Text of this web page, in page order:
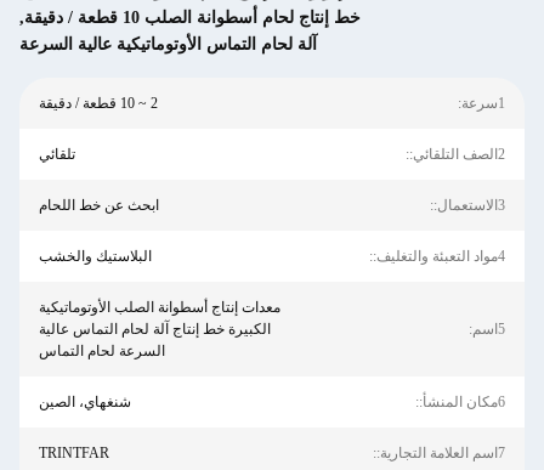
خط إنتاج لحام أسطوانة الصلب 10 قطعة / دقيقة
,
آلة لحام التماس الأوتوماتيكية عالية السرعة
1سرعة: 2 ~ 10 قطعة / دقيقة
2الصف التلقائي:: تلقائي
3الاستعمال:: ابحث عن خط اللحام
4مواد التعبئة والتغليف:: البلاستيك والخشب
5اسم:
معدات إنتاج أسطوانة الصلب الأوتوماتيكية
الكبيرة خط إنتاج آلة لحام التماس عالية
السرعة لحام التماس
6مكان المنشأ:: شنغهاي، الصين
7اسم العلامة التجارية:: TRINTFAR